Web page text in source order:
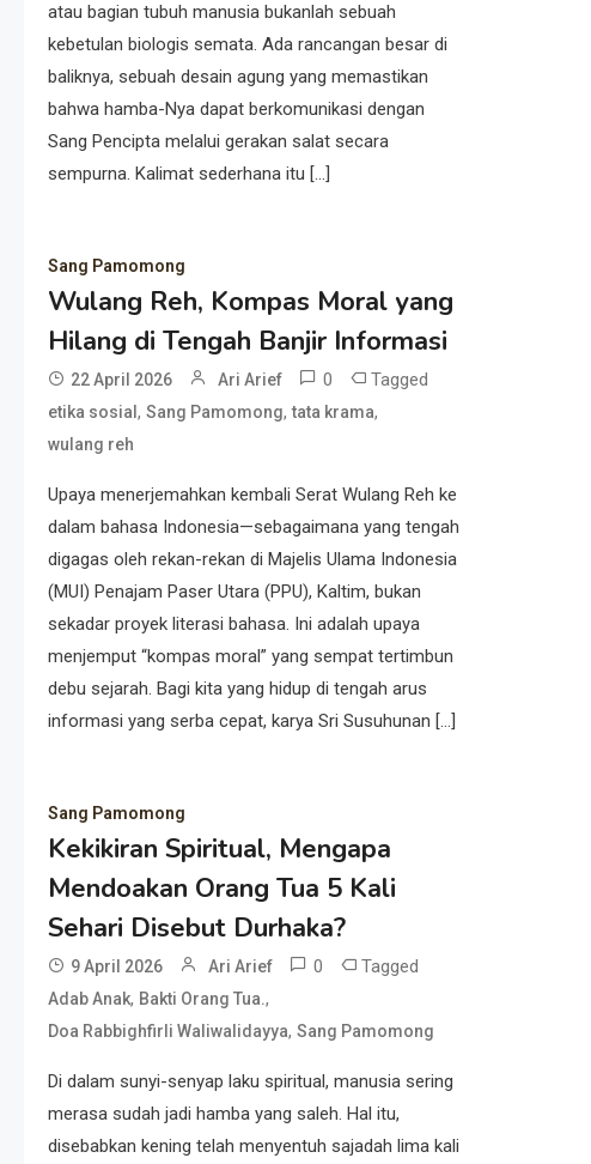
atau bagian tubuh manusia bukanlah sebuah
kebetulan biologis semata. Ada rancangan besar di
baliknya, sebuah desain agung yang memastikan
bahwa hamba-Nya dapat berkomunikasi dengan
Sang Pencipta melalui gerakan salat secara
sempurna. Kalimat sederhana itu […]
Sang Pamomong
Wulang Reh, Kompas Moral yang
Hilang di Tengah Banjir Informasi
22 April 2026 Ari Arief 0 Tagged
etika sosial , Sang Pamomong,tata krama,
wulang reh
Upaya menerjemahkan kembali Serat Wulang Reh ke
dalam bahasa Indonesia—sebagaimana yang tengah
digagas oleh rekan-rekan di Majelis Ulama Indonesia
(MUI) Penajam Paser Utara (PPU), Kaltim, bukan
sekadar proyek literasi bahasa. Ini adalah upaya
menjemput “kompas moral” yang sempat tertimbun
debu sejarah. Bagi kita yang hidup di tengah arus
informasi yang serba cepat, karya Sri Susuhunan […]
Sang Pamomong
Kekikiran Spiritual, Mengapa
Mendoakan Orang Tua 5 Kali
Sehari Disebut Durhaka?
9 April 2026 Ari Arief 0 Tagged
Adab Anak, Bakti Orang Tua.,
Doa Rabbighfirli Waliwalidayya, Sang Pamomong
Di dalam sunyi-senyap laku spiritual, manusia sering
merasa sudah jadi hamba yang saleh. Hal itu,
disebabkan kening telah menyentuh sajadah lima kali